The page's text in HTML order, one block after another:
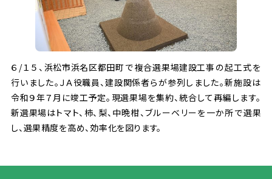
６/１５、 浜松市浜名区都田町 で複合選果場建設工事 の起工式を
行いました。ＪＡ役職員 、建設関係者らが参列 しました。新施設は
令和９年７ 月 に竣工予定。 現選果場を集約、統合して再編 します。
新選果場 はトマト、 柿、 梨、 中晩柑、ブルーベリーを一か所で選果
し、選果精度を高め、 効率化を図ります。